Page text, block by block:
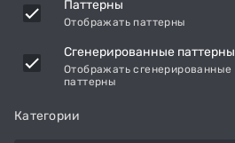
Паттерны
Отображать паттерны
Сгенерированные паттерны
Отображать сгенерированные
паттерны
Категории